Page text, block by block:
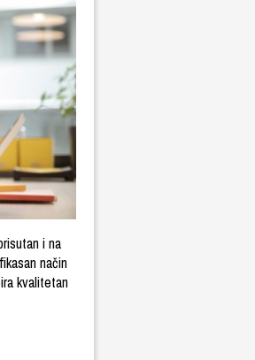
i na
način
kvalitetan